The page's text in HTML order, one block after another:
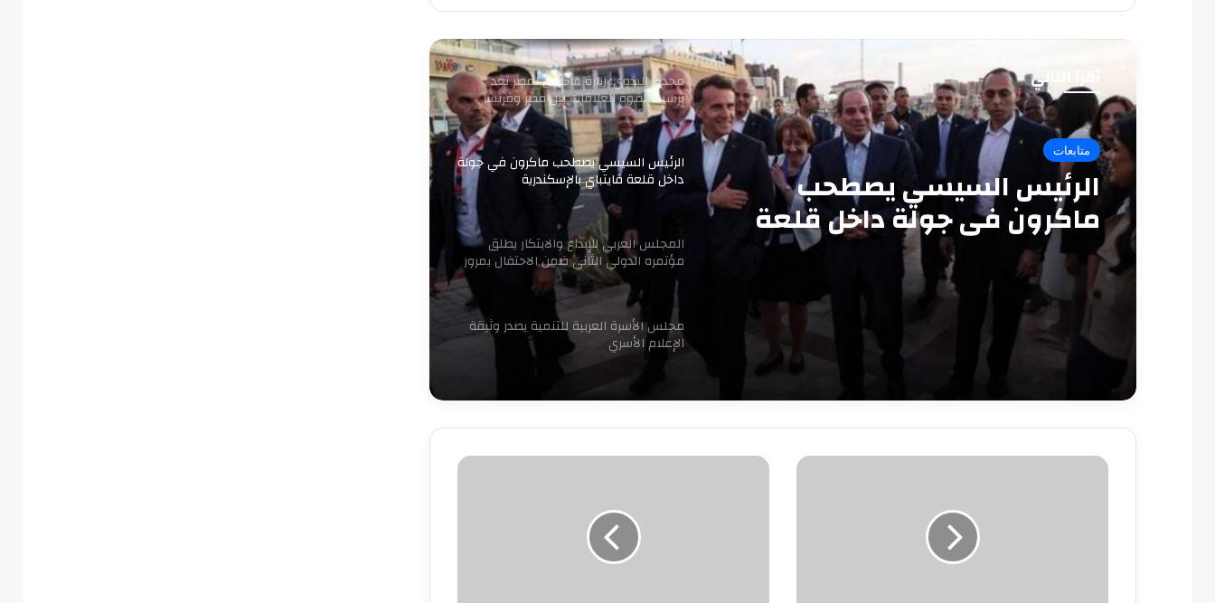
أقرأ التالي
متابعات
الرئيس السيسي يصطحب
ماكرون في جولة داخل قلعة
قايتباي بالإسكندرية
أول مدرسة لصناعة غذاء المستقبل
مجدى البدوي: زيارة ماكرون لمصر تعد
ترسيخا لقوة العلاقات بين مصر وفرنسا
الرئيس السيسي يصطحب ماكرون في جولة
داخل قلعة قايتباي بالإسكندرية
المجلس العربي للإبداع والابتكار يطلق
مؤتمره الدولي الثاني ضمن الاحتفال بمرور
16 عاما للتنمية المستدامة
مجلس الأسرة العربية للتنمية يصدر وثيقة
الإعلام الأسري
7 سبتمبر.. حفل توقيع ومناقشة كتاب
“قبل المأذون” للدكتورة آمال إبراهيم
ابو عقيل والحمزاوي يهنئان رافت السمان
السيسى
بعد